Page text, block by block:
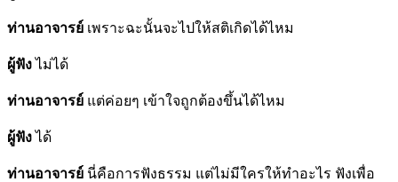
ท่านอาจารย์ เพราะฉะนั้นจะไปให้สติเกิดได้ไหม
ผู้ฟังไม่ได้
ท่านอาจารย์ แต่ค่อยๆ เข้าใจถูกต้องขึ้นได้ไหม
ผู้ฟังได้
ท่านอาจารย์ นี่คือการฟังธรรม แต่ไม่มีใครให้ทำอะไร ฟังเพื่อ